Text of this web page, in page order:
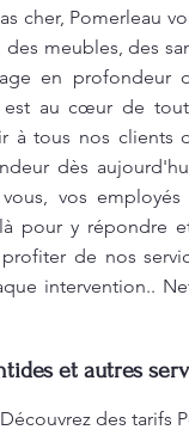
cher, Pomerleau
meubles, des
en profondeur
au cœur de
tous nos clients
dès
vos
pour y répondre
de nos
intervention..
et autres
des tarifs